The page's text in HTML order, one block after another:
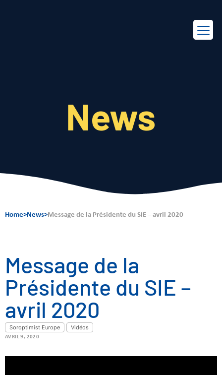
News
Home>News>Message de la Présidente du SIE – avril 2020
Message de la
Présidente du SIE –
avril 2020
Soroptimist Europe Vidéos
AVRIL 9, 2020